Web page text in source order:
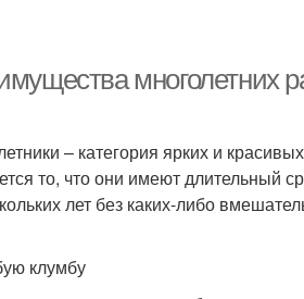
многолетних
– категория ярких и
то, что они имеют длительный
лет без каких-либо
клумбу